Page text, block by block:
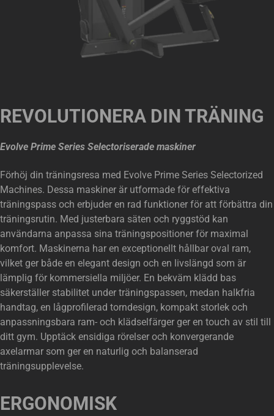
REVOLUTIONERA DIN TRÄNING
Evolve Prime Series Selectoriserade maskiner
Förhöj din träningsresa med Evolve Prime Series Selectorized
Machines. Dessa maskiner är utformade för effektiva
träningspass och erbjuder en rad funktioner för att förbättra din
träningsrutin. Med justerbara säten och ryggstöd kan
användarna anpassa sina träningspositioner för maximal
komfort. Maskinerna har en exceptionellt hållbar oval ram,
vilket ger både en elegant design och en livslängd som är
lämplig för kommersiella miljöer. En bekväm klädd bas
säkerställer stabilitet under träningspassen, medan halkfria
handtag, en lågprofilerad torndesign, kompakt storlek och
anpassningsbara ram- och klädselfärger ger en touch av stil till
ditt gym. Upptäck ensidiga rörelser och konvergerande
axelarmar som ger en naturlig och balanserad
träningsupplevelse.
ERGONOMISK